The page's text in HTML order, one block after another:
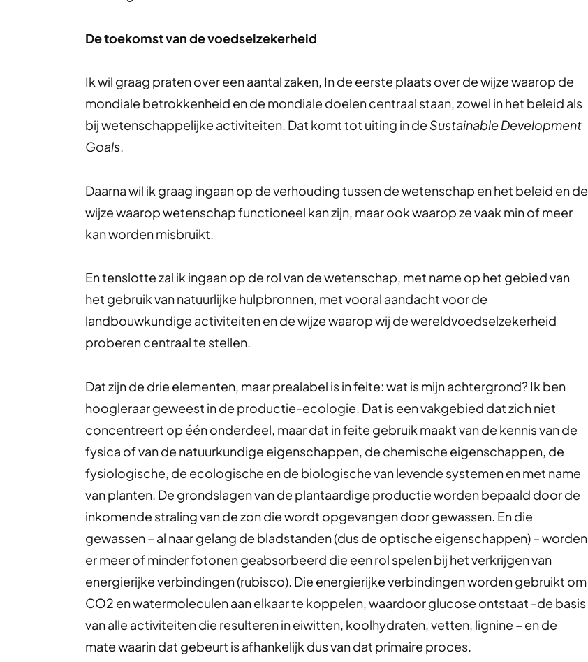
De toekomst van de voedselzekerheid
Ik wil graag praten over een aantal zaken, In de eerste plaats over de wijze waarop de
mondiale betrokkenheid en de mondiale doelen centraal staan, zowel in het beleid als
bij wetenschappelijke activiteiten. Dat komt tot uiting in de Sustainable Development
Goals.
Daarna wil ik graag ingaan op de verhouding tussen de wetenschap en het beleid en de
wijze waarop wetenschap functioneel kan zijn, maar ook waarop ze vaak min of meer
kan worden misbruikt.
En tenslotte zal ik ingaan op de rol van de wetenschap, met name op het gebied van
het gebruik van natuurlijke hulpbronnen, met vooral aandacht voor de
landbouwkundige activiteiten en de wijze waarop wij de wereldvoedselzekerheid
proberen centraal te stellen.
Dat zijn de drie elementen, maar prealabel is in feite: wat is mijn achtergrond? Ik ben
hoogleraar geweest in de productie-ecologie. Dat is een vakgebied dat zich niet
concentreert op één onderdeel, maar dat in feite gebruik maakt van de kennis van de
fysica of van de natuurkundige eigenschappen, de chemische eigenschappen, de
fysiologische, de ecologische en de biologische van levende systemen en met name
van planten. De grondslagen van de plantaardige productie worden bepaald door de
inkomende straling van de zon die wordt opgevangen door gewassen. En die
gewassen – al naar gelang de bladstanden (dus de optische eigenschappen) – worden
er meer of minder fotonen geabsorbeerd die een rol spelen bij het verkrijgen van
energierijke verbindingen (rubisco). Die energierijke verbindingen worden gebruikt om
CO2 en watermoleculen aan elkaar te koppelen, waardoor glucose ontstaat -de basis
van alle activiteiten die resulteren in eiwitten, koolhydraten, vetten, lignine – en de
mate waarin dat gebeurt is afhankelijk dus van dat primaire proces.